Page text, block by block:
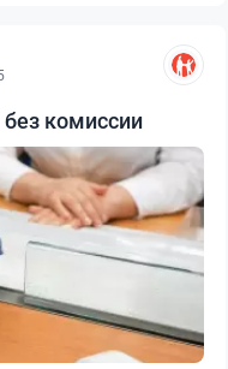
комиссии